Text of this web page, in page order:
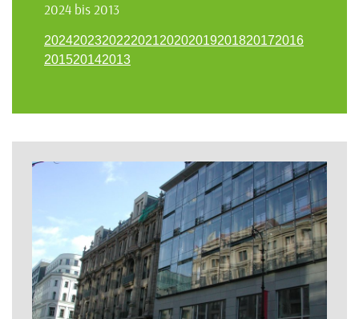
2024 bis 2013
202420232022202120202019201820172016
201520142013